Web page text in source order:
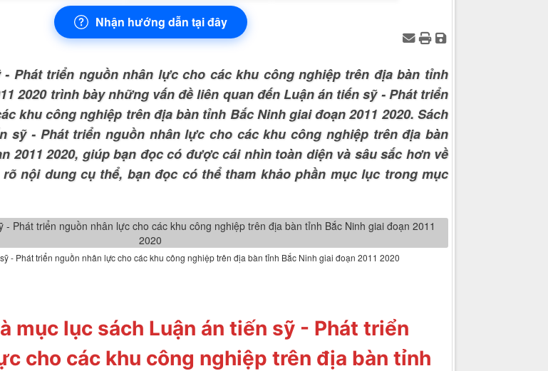
Nhận hướng dẫn tại đây
- Phát triển nguồn nhân lực cho các khu công nghiệp trên địa bàn tỉnh
2020 trình bày những vấn đề liên quan đến Luận án tiến sỹ - Phát triển
khu công nghiệp trên địa bàn tỉnh Bắc Ninh giai đoạn 2011 2020. Sách
sỹ - Phát triển nguồn nhân lực cho các khu công nghiệp trên địa bàn
2011 2020, giúp bạn đọc có được cái nhìn toàn diện và sâu sắc hơn về
nội dung cụ thể, bạn đọc có thể tham khảo phần mục lục trong mục
- Phát triển nguồn nhân lực cho các khu công nghiệp trên địa bàn tỉnh Bắc Ninh giai đoạn 2011 2020
mục lục sách Luận án tiến sỹ - Phát triển
cho các khu công nghiệp trên địa bàn tỉnh